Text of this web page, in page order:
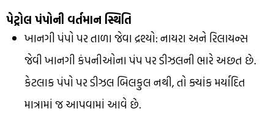
પેટ્રોલ પંપોની વર્તમાન સ્થિતિ
ખાનગી પંપો પર તાળા જેવા દ્રશ્યો: નાયરા અને રિલાયન્સ
જેવી ખાનગી કંપનીઓના પંપ પર ડીઝલની ભારે અછત છે.
કેટલાક પંપો પર ડીઝલ બિલકુલ નથી, તો ક્યાંક મર્યાદિત
માત્રામાં જ આપવામાં આવે છે.